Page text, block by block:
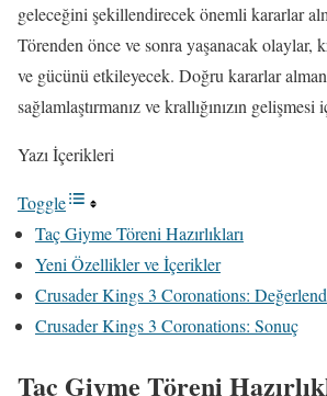
geleceğini şekillendirecek önemli kararlar
Törenden önce ve sonra yaşanacak olaylar,
ve gücünü etkileyecek. Doğru kararlar
sağlamlaştırmanız ve krallığınızın
Yazı İçerikleri
Toggle
Taç Giyme Töreni Hazırlıkları
Yeni Özellikler ve İçerikler
Crusader Kings 3 Coronations:
Crusader Kings 3 Coronations: Sonuç
Taç Giyme Töreni